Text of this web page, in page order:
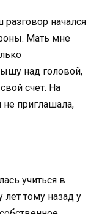
начался
Мать мне
над головой,
счет. На
не приглашала,
учиться в
лет тому назад у